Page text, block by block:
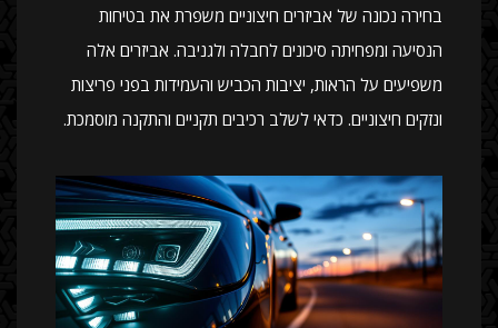
בחירה נכונה של אביזרים חיצוניים משפרת את בטיחות
הנסיעה ומפחיתה סיכונים לחבלה ולגניבה. אביזרים אלה
משפיעים על הראות, יציבות הכביש והעמידות בפני פריצות
ונזקים חיצוניים. כדאי לשלב רכיבים תקניים והתקנה מוסמכת.